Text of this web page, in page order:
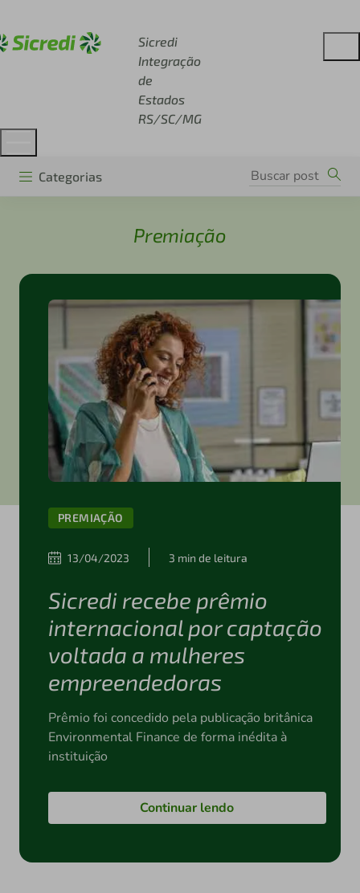
Sicredi
Integração
de
Estados
RS/SC/MG
Categorias
Premiação
PREMIAÇÃO
13/04/2023 3 min de leitura
Sicredi recebe prêmio
internacional por captação
voltada a mulheres
empreendedoras
Prêmio foi concedido pela publicação britânica
Environmental Finance de forma inédita à
instituição
Continuar lendo